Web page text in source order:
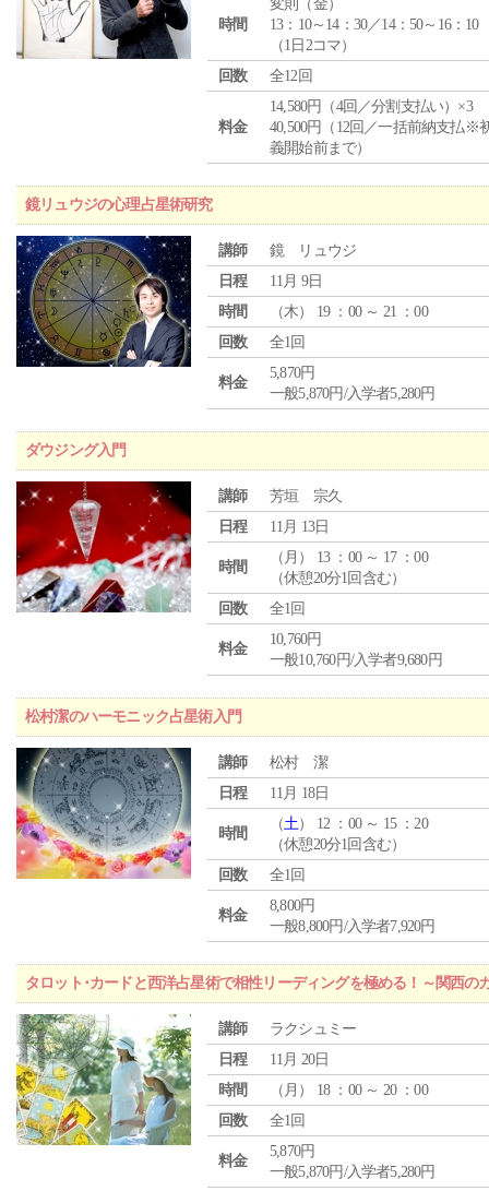
時間
変則（金）
13：10～14：30／14：50～16：10
（1日2コマ）
回数
全12回
料金
14,580円（4回／分割支払い）×3
40,500円（12回／一括前納支払※
義開始前まで）
鏡リュウジの心理占星術研究
講師
鏡 リュウジ
日程
11月 9日
時間
（木） 19 ：00 ～ 21 ：00
回数
全1回
料金
5,870円
一般5,870円/入学者5,280円
ダウジング入門
講師
芳垣 宗久
日程
11月 13日
時間
（ 月 ） 13 ：00 ～ 17 ：00
（休憩20分1回含む）
回数
全1回
料金
10,760円
一般10,760円/入学者9,680円
松村潔のハーモニック占星術入門
講師
松村 潔
日程
11月 18日
時間
（土） 12 ：00 ～ 15 ：20
（休憩20分1回含む）
回数
全1回
料金
8,800円
一般8,800円/入学者7,920円
タロット･カードと西洋占星術で相性リーディングを極める！～関西の
講師
ラクシュミー
日程
11月 20日
時間
（ 月 ） 18 ：00 ～ 20 ：00
回数
全1回
料金
5,870円
一般5,870円/入学者5,280円